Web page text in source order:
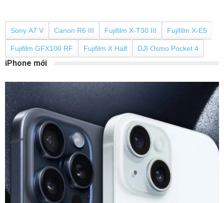
Sony A7 V Canon R6 III Fujifilm X-T30 III Fujifilm X-E5
Fujifilm GFX100 RF Fujifilm X Half DJI Osmo Pocket 4
iPhone mới